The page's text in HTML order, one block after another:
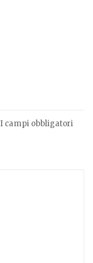
I campi obbligatori